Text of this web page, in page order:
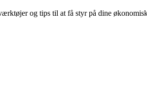
og tips til at få styr på dine